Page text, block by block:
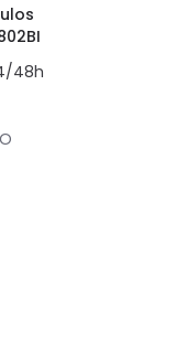
48h